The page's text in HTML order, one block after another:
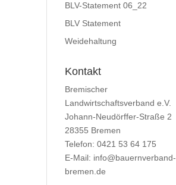
BLV-Statement 06_22
BLV Statement
Weidehaltung
Kontakt
Bremischer
Landwirtschaftsverband e.V.
Johann-Neudörffer-Straße 2
28355 Bremen
Telefon: 0421 53 64 175
E-Mail: info@bauernverband-
bremen.de